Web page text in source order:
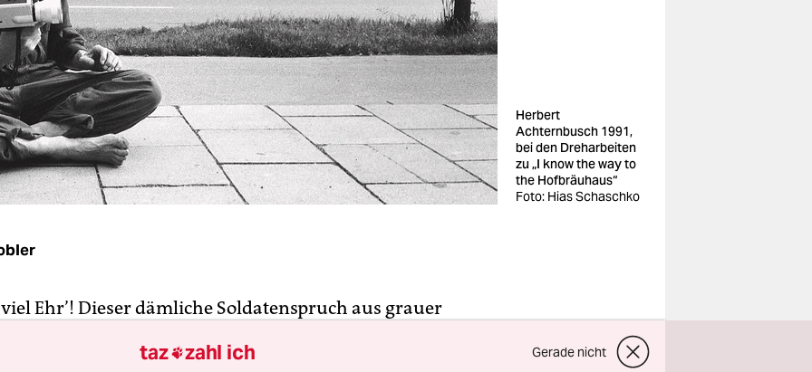
Herbert
Achternbusch 1991,
bei den Dreharbeiten
zu „I know the way to
the Hofbräuhaus“
Foto: Hias Schaschko
viel Ehr’! Dieser dämliche Soldatenspruch aus grauer
Denn er war seit Beginn der Karriere des bayerischen
taz zahl ich Gerade nicht